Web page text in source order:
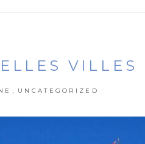
VILLES
UNCATEGORIZED